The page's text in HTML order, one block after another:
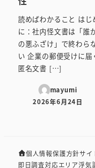
読めばわかること はじ
に：社内怪文書は「誰
の悪ふざけ」で終わら
い 企業の郵便受けに届
匿名文書 […]
mayumi
投稿日
2026年6月24日
個人情報保護方針サイ
即日調査対応エリア浮気